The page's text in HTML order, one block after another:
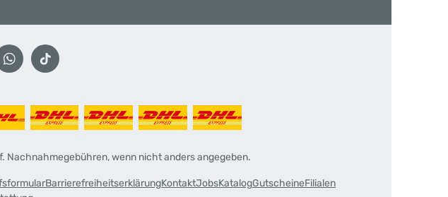
Nachnahmegebühren, wenn nicht anders angegeben.
BarrierefreiheitserklärungKontaktJobsKatalogGutscheineFilialen